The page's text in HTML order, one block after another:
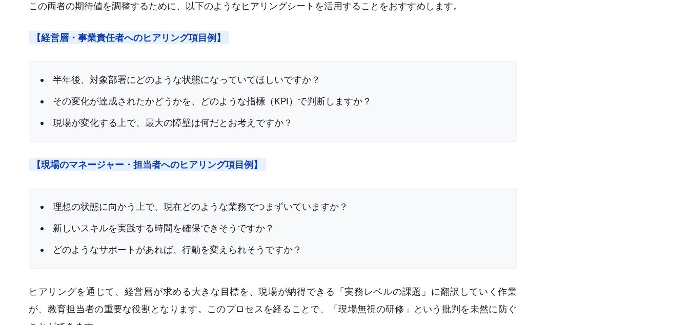
この両者の期待値を調整するために、以下のようなヒアリングシートを活用することをおすすめします。
【経営層・事業責任者へのヒアリング項目例】
半年後、対象部署にどのような状態になっていてほしいですか？
その変化が達成されたかどうかを、どのような指標（KPI）で判断しますか？
現場が変化する上で、最大の障壁は何だとお考えですか？
【現場のマネージャー・担当者へのヒアリング項目例】
理想の状態に向かう上で、現在どのような業務でつまずいていますか？
新しいスキルを実践する時間を確保できそうですか？
どのようなサポートがあれば、行動を変えられそうですか？
ヒアリングを通じて、経営層が求める大きな目標を、現場が納得できる「実務レベルの課題」に翻訳していく作業
が、教育担当者の重要な役割となります。このプロセスを経ることで、「現場無視の研修」という批判を未然に防ぐ